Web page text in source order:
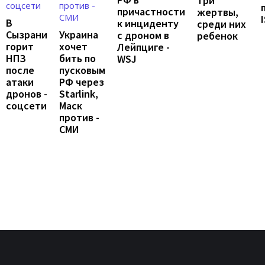
В
Сызрани
горит
НПЗ
после
атаки
дронов -
соцсети
Украина
хочет
бить по
пусковым
РФ через
Starlink,
Маск
против -
СМИ
причастности
к инциденту
с дроном в
Лейпциге -
WSJ
жертвы,
среди них
ребенок